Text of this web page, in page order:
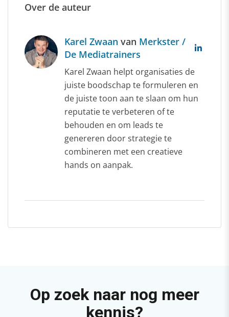
Over de auteur
Karel Zwaan van Merkster /
De Mediatrainers
Karel Zwaan helpt organisaties de
juiste boodschap te formuleren en
de juiste toon aan te slaan om hun
reputatie te verbeteren of te
behouden en om leads te
genereren door strategie te
combineren met een creatieve
hands on aanpak.
Op zoek naar nog meer
kennis?